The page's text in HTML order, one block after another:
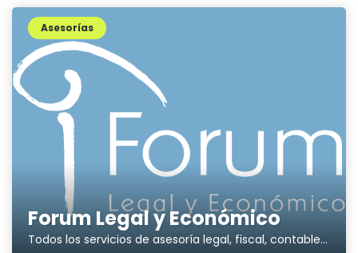
Forum Legal y Económico
Todos los servicios de asesoría legal, fiscal, contable y laboral en el mismo lugar
Asesorías